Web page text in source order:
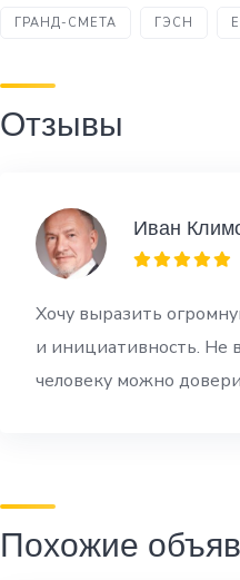
ГРАНД-СМЕТА ГЭСН
Отзывы
Иван
Хочу выразить
и инициативность. Не
человеку можно
Похожие